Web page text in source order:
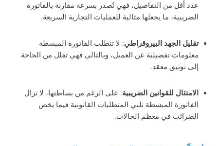
عدد أقل من التفاصيل، فهي تُصدر بسرعة مقارنة بالفاتورة
الضريبية، ما يجعلها مثالية للعمليات التجارية السريعة.
تقليل الجهد البيروقراطي: لا تتطلب الفاتورة المبسطة
معلومات تفصيلية عن العميل، وبالتالي فهي تقلل من الحاجة
إلى توثيق معقد.
الامتثال للقوانين الضريبية: على الرغم من بساطتها، لا تزال
الفاتورة المبسطة تلبي المتطلبات القانونية فيما يخص
الضرائب في معظم الحالات.